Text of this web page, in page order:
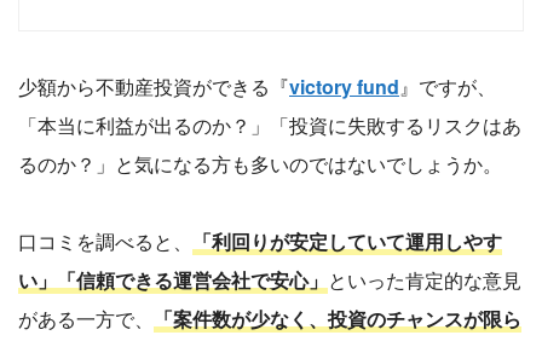
少額から不動産投資ができる『victory fund』ですが、
「本当に利益が出るのか？」「投資に失敗するリスクはあ
るのか？」と気になる方も多いのではないでしょうか。
口コミを調べると、
「利回りが安定していて運用しやす
い」「信頼できる運営会社で安心」 といった肯定的な意見
がある一方で、
「案件数が少なく、投資のチャンスが限ら